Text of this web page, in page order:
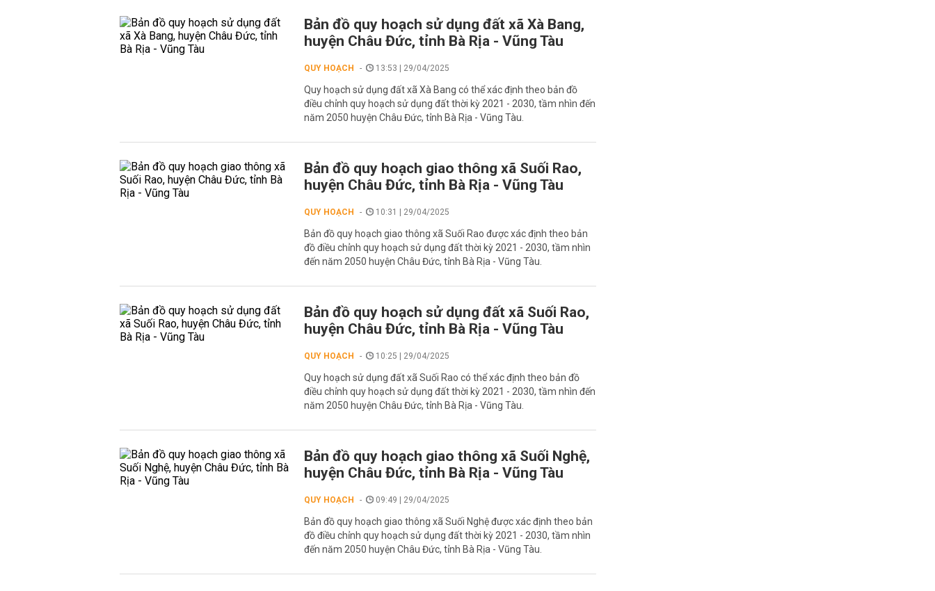
Bản đồ quy hoạch sử dụng đất xã Xà Bang,
huyện Châu Đức, tỉnh Bà Rịa - Vũng Tàu
QUY HOẠCH 13:53 | 29/04/2025
Quy hoạch sử dụng đất xã Xà Bang có thể xác định theo bản đồ
điều chỉnh quy hoạch sử dụng đất thời kỳ 2021 - 2030, tầm nhìn đến
năm 2050 huyện Châu Đức, tỉnh Bà Rịa - Vũng Tàu.
Bản đồ quy hoạch giao thông xã Suối Rao,
huyện Châu Đức, tỉnh Bà Rịa - Vũng Tàu
QUY HOẠCH 10:31 | 29/04/2025
Bản đồ quy hoạch giao thông xã Suối Rao được xác định theo bản
đồ điều chỉnh quy hoạch sử dụng đất thời kỳ 2021 - 2030, tầm nhìn
đến năm 2050 huyện Châu Đức, tỉnh Bà Rịa - Vũng Tàu.
Bản đồ quy hoạch sử dụng đất xã Suối Rao,
huyện Châu Đức, tỉnh Bà Rịa - Vũng Tàu
QUY HOẠCH 10:25 | 29/04/2025
Quy hoạch sử dụng đất xã Suối Rao có thể xác định theo bản đồ
điều chỉnh quy hoạch sử dụng đất thời kỳ 2021 - 2030, tầm nhìn đến
năm 2050 huyện Châu Đức, tỉnh Bà Rịa - Vũng Tàu.
Bản đồ quy hoạch giao thông xã Suối Nghệ,
huyện Châu Đức, tỉnh Bà Rịa - Vũng Tàu
QUY HOẠCH 09:49 | 29/04/2025
Bản đồ quy hoạch giao thông xã Suối Nghệ được xác định theo bản
đồ điều chỉnh quy hoạch sử dụng đất thời kỳ 2021 - 2030, tầm nhìn
đến năm 2050 huyện Châu Đức, tỉnh Bà Rịa - Vũng Tàu.